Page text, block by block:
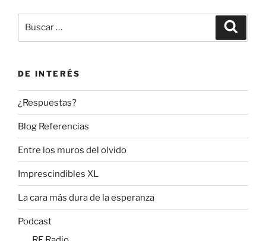
por:
DE INTERÉS
¿Respuestas?
Blog Referencias
Entre los muros del olvido
Imprescindibles XL
La cara más dura de la esperanza
Podcast